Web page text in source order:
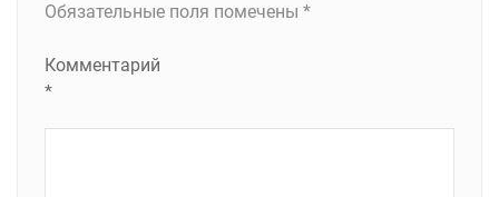
Обязательные поля помечены *
Комментарий
*